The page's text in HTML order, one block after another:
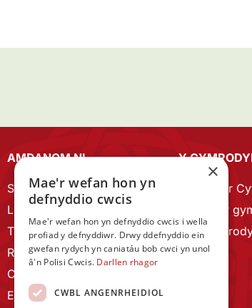
AMDANOM NI
Strategaeth 2023-28
Llywodraethu
Tîm Staff
RYGC Hafan
Canllawiau brandio
Ein Hanes
Y
Cymrodyr
Esbonio’r
Cyn
×
Mae'r wefan hon yn
defnyddio cwcis
Mae'r wefan hon yn defnyddio cwcis i wella
profiad y defnyddiwr. Drwy ddefnyddio ein
gwefan rydych yn caniatáu bob cwci yn unol
â'n Polisi Cwcis. Darllen rhagor
CWBL ANGENRHEIDIOL